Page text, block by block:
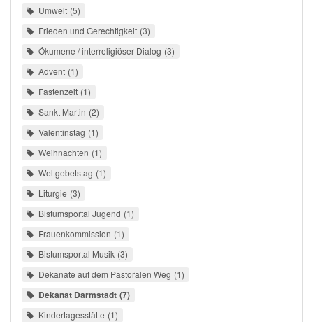
Umwelt 5
Frieden und Gerechtigkeit 3
Ökumene / interreligiöser Dialog 3
Advent 1
Fastenzeit 1
Sankt Martin 2
Valentinstag 1
Weihnachten 1
Weltgebetstag 1
Liturgie 3
Bistumsportal Jugend 1
Frauenkommission 1
Bistumsportal Musik 3
Dekanate auf dem Pastoralen Weg 1
Dekanat Darmstadt 7
Kindertagesstätte 1